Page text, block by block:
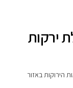
ירקות
הירוקות באזור